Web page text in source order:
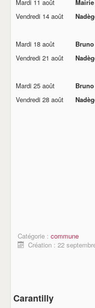
CARANTILLY
EGLISE ET CULTE
VOS ELUS
Mardi 11 août
Vendredi 14 août
Mardi 18 août
Bruno
Vendredi 21 août
Mardi 25 août
Bruno
Vendredi 28 août
Catégorie : commune
Création : 22
Carantilly